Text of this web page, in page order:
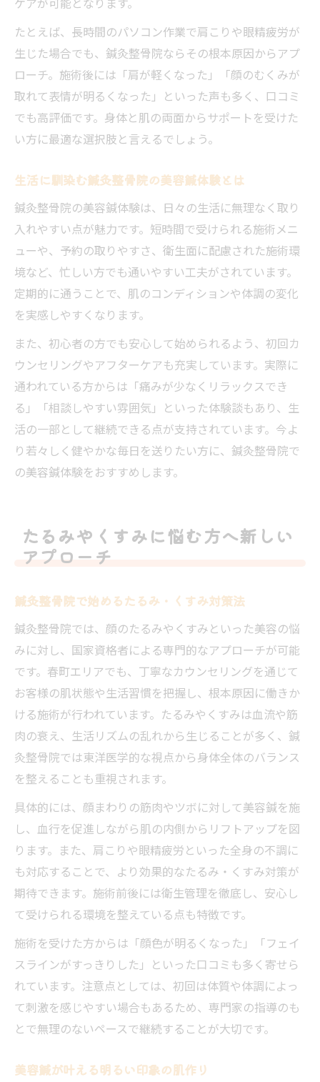
たとえば、長時間のパソコン作業で肩こりや眼精疲労が
生じた場合でも、鍼灸整骨院ならその根本原因からアプ
ローチ。施術後には「肩が軽くなった」「顔のむくみが
取れて表情が明るくなった」といった声も多く、口コミ
でも高評価です。身体と肌の両面からサポートを受けた
い方に最適な選択肢と言えるでしょう。
生活に馴染む鍼灸整骨院の美容鍼体験とは
鍼灸整骨院の美容鍼体験は、日々の生活に無理なく取り
入れやすい点が魅力です。短時間で受けられる施術メニ
ューや、予約の取りやすさ、衛生面に配慮された施術環
境など、忙しい方でも通いやすい工夫がされています。
定期的に通うことで、肌のコンディションや体調の変化
を実感しやすくなります。
また、初心者の方でも安心して始められるよう、初回カ
ウンセリングやアフターケアも充実しています。実際に
通われている方からは「痛みが少なくリラックスでき
る」「相談しやすい雰囲気」といった体験談もあり、生
活の一部として継続できる点が支持されています。今よ
り若々しく健やかな毎日を送りたい方に、鍼灸整骨院で
の美容鍼体験をおすすめします。
たるみやくすみに悩む方へ新しい
アプローチ
鍼灸整骨院で始めるたるみ・くすみ対策法
鍼灸整骨院では、顔のたるみやくすみといった美容の悩
みに対し、国家資格者による専門的なアプローチが可能
です。春町エリアでも、丁寧なカウンセリングを通じて
お客様の肌状態や生活習慣を把握し、根本原因に働きか
ける施術が行われています。たるみやくすみは血流や筋
肉の衰え、生活リズムの乱れから生じることが多く、鍼
灸整骨院では東洋医学的な視点から身体全体のバランス
を整えることも重視されます。
具体的には、顔まわりの筋肉やツボに対して美容鍼を施
し、血行を促進しながら肌の内側からリフトアップを図
ります。また、肩こりや眼精疲労といった全身の不調に
も対応することで、より効果的なたるみ・くすみ対策が
期待できます。施術前後には衛生管理を徹底し、安心し
て受けられる環境を整えている点も特徴です。
施術を受けた方からは「顔色が明るくなった」「フェイ
スラインがすっきりした」といった口コミも多く寄せら
れています。注意点としては、初回は体質や体調によっ
て刺激を感じやすい場合もあるため、専門家の指導のも
とで無理のないペースで継続することが大切です。
美容鍼が叶える明るい印象の肌作り